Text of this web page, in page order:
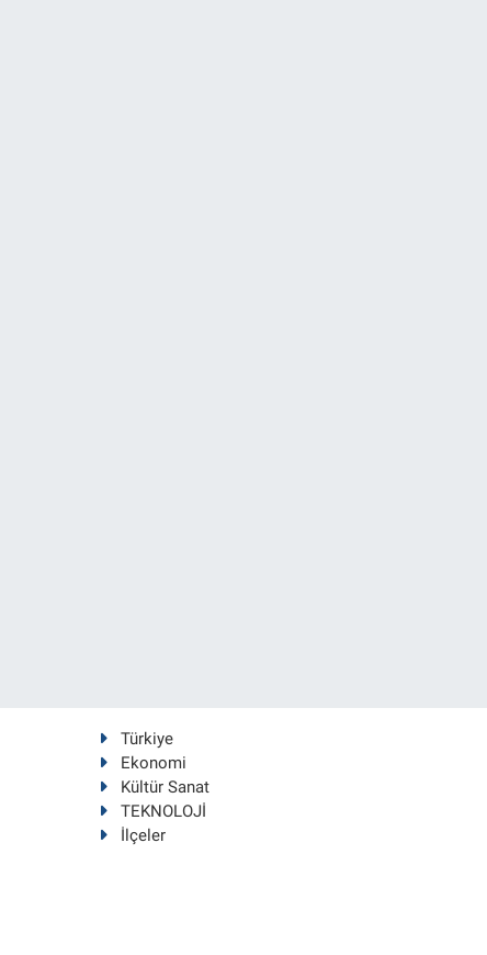
Türkiye
Ekonomi
Kültür Sanat
TEKNOLOJİ
İlçeler